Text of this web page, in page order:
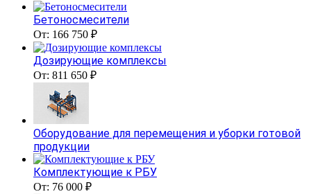
Бетоносмесители
От: 166 750 ₽
Дозирующие комплексы
От: 811 650 ₽
Оборудование для перемещения и уборки готовой
продукции
Комплектующие к РБУ
От: 76 000 ₽